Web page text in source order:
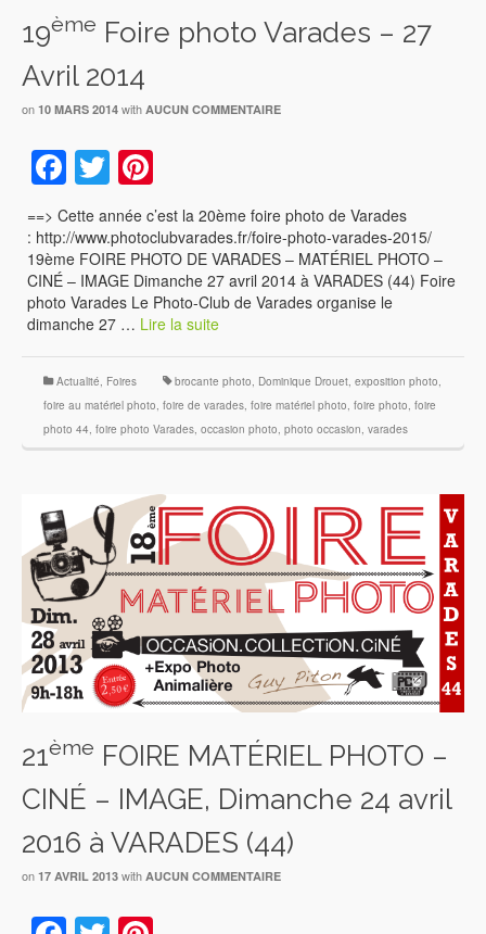
19ème Foire photo Varades – 27
Avril 2014
on 10 MARS 2014 with AUCUN COMMENTAIRE
Facebook
Twitter
==> Cette année c’est la 20ème foire photo de Varades
: http://www.photoclubvarades.fr/foire-photo-varades-2015/
19ème FOIRE PHOTO DE VARADES – MATÉRIEL PHOTO –
CINÉ – IMAGE Dimanche 27 avril 2014 à VARADES (44) Foire
photo Varades Le Photo-Club de Varades organise le
dimanche 27 … Lire la suite
Actualité, Foires brocante photo, Dominique Drouet, exposition photo,
foire au matériel photo, foire de varades, foire matériel photo, foire photo, foire
photo 44, foire photo Varades, occasion photo, photo occasion, varades
21ème FOIRE MATÉRIEL PHOTO –
CINÉ – IMAGE, Dimanche 24 avril
2016 à VARADES (44)
on 17 AVRIL 2013 with AUCUN COMMENTAIRE